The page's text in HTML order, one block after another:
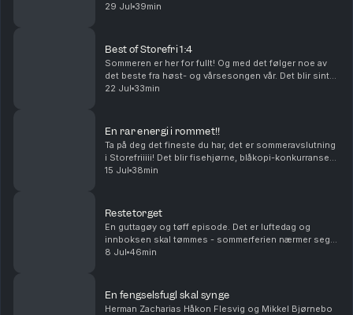
Karpeworld-prediction? Det blir tulletelefon og fis og
29 Jul 39min
Best of Storefri 1:4
Sommeren er her for fullt! Og med det følger noe av
det beste fra høst- og vårsesongen vår. Det blir sinte
riddere, et gjenhør med Hjelp meg (!!), Zero Rest Boys
22 Jul 33min
En rar energi i rommet!!
Ta på deg det fineste du har, det er sommeravslutning
i Storefriiiii! Det blir fisehjørne, blåkopi-konkurranse
og harde tilbakemeldinger fra anmelderen. Produsert
15 Jul 38min
Restetorget
En guttagøy og tøff episode. Det er luftedag og
innboksen skal tømmes - sommerferien nærmer seg
med stormskritt!! Vi skal prøve å finne ut hva en god
8 Jul 46min
En fengselsfugl skal synge
Herman Zacharias Håkon Flesvig og Mikkel Bjørnebo